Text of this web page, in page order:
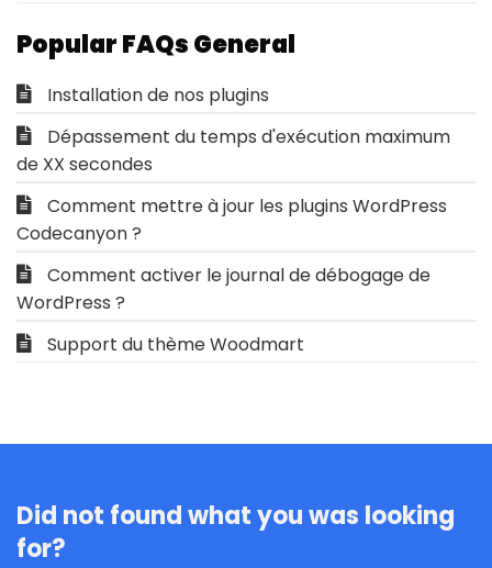
Popular FAQs General
Installation de nos plugins
Dépassement du temps d'exécution maximum
de XX secondes
Comment mettre à jour les plugins WordPress
Codecanyon ?
Comment activer le journal de débogage de
WordPress ?
Support du thème Woodmart
Did not found what you was looking
for?